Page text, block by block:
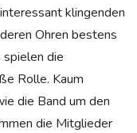
klingenden
Ohren bestens
die
Rolle. Kaum
die Band um den
die Mitglieder